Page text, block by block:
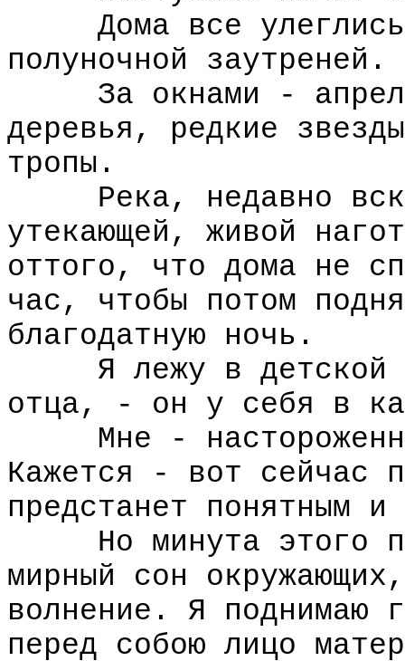
Дома все улеглись
полуночной заутреней.
За окнами - апрель,
деревья, редкие
тропы.
Река, недавно
утекающей, живой
оттого, что дома не
час, чтобы потом
благодатную ночь.
Я лежу в детской
отца, - он у себя в
Мне -
Кажется - вот сейчас
предстанет понятным
Но минута этого
мирный сон
волнение. Я поднимаю
перед собою лицо